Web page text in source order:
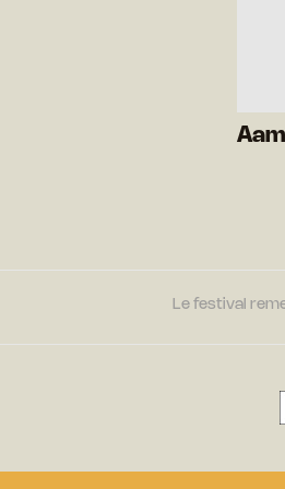
Le festival